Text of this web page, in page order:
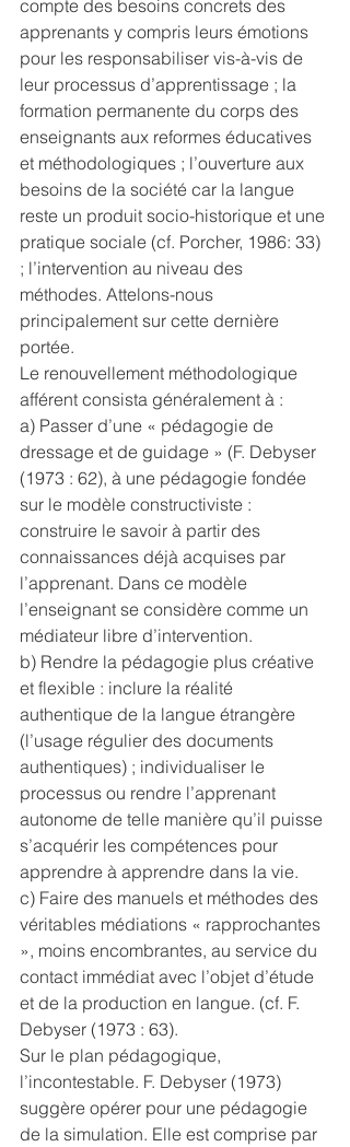
compte des besoins concrets des
apprenants y compris leurs émotions
pour les responsabiliser vis-à-vis de
leur processus d’apprentissage ; la
formation permanente du corps des
enseignants aux reformes éducatives
et méthodologiques ; l’ouverture aux
besoins de la société car la langue
reste un produit socio-historique et une
pratique sociale (cf. Porcher, 1986: 33)
; l’intervention au niveau des
méthodes. Attelons-nous
principalement sur cette dernière
portée.
Le renouvellement méthodologique
afférent consista généralement à :
a) Passer d’une « pédagogie de
dressage et de guidage » (F. Debyser
(1973 : 62), à une pédagogie fondée
sur le modèle constructiviste :
construire le savoir à partir des
connaissances déjà acquises par
l’apprenant. Dans ce modèle
l’enseignant se considère comme un
médiateur libre d’intervention.
b) Rendre la pédagogie plus créative
et flexible : inclure la réalité
authentique de la langue étrangère
(l’usage régulier des documents
authentiques) ; individualiser le
processus ou rendre l’apprenant
autonome de telle manière qu’il puisse
s’acquérir les compétences pour
apprendre à apprendre dans la vie.
c) Faire des manuels et méthodes des
véritables médiations « rapprochantes
», moins encombrantes, au service du
contact immédiat avec l’objet d’étude
et de la production en langue. (cf. F.
Debyser (1973 : 63).
Sur le plan pédagogique,
l’incontestable. F. Debyser (1973)
suggère opérer pour une pédagogie
de la simulation. Elle est comprise par